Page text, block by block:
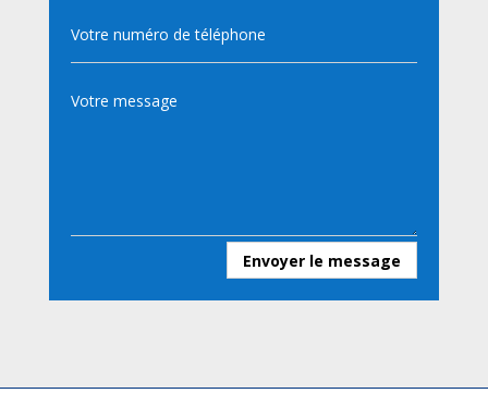
Envoyer le message